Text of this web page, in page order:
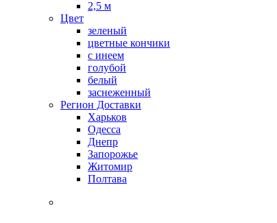
2,5 м
Цвет
зеленый
цветные кончики
с инеем
голубой
белый
заснеженный
Регион Доставки
Харьков
Одесса
Днепр
Запорожье
Житомир
Полтава